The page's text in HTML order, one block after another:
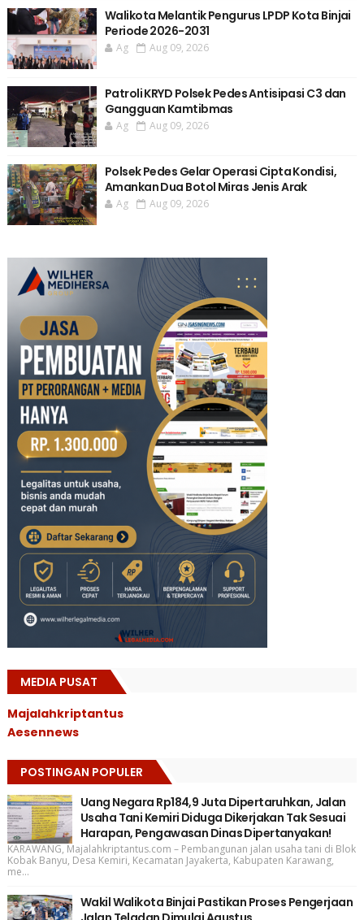
Walikota Melantik Pengurus LPDP Kota Binjai
Periode 2026-2031
Ag Aug 09, 2026
Patroli KRYD Polsek Pedes Antisipasi C3 dan
Gangguan Kamtibmas
Ag Aug 09, 2026
Polsek Pedes Gelar Operasi Cipta Kondisi,
Amankan Dua Botol Miras Jenis Arak
Ag Aug 09, 2026
MEDIA PUSAT
Majalahkriptantus
Aesennews
POSTINGAN POPULER
Uang Negara Rp184,9 Juta Dipertaruhkan, Jalan
Usaha Tani Kemiri Diduga Dikerjakan Tak Sesuai
Harapan, Pengawasan Dinas Dipertanyakan!
KARAWANG, Majalahkriptantus.com – Pembangunan jalan usaha tani di Blok
Kobak Banyu, Desa Kemiri, Kecamatan Jayakerta, Kabupaten Karawang,
me...
Wakil Walikota Binjai Pastikan Proses Pengerjaan